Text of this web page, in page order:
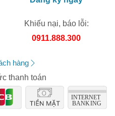
lại, mặc bỉm rộng quá sẽ
8kg, 6-11kg, 9-14kg và 12-
cho trẻ
hoặc về phía sau của tã
bỉm tã cần chọn loại có thiết
có thể tiểu nhiều, hoặc có
diềm để lót thêm tã vải vào
Khiếu nại, báo lỗi:
0911.888.300
hàng
thanh toán